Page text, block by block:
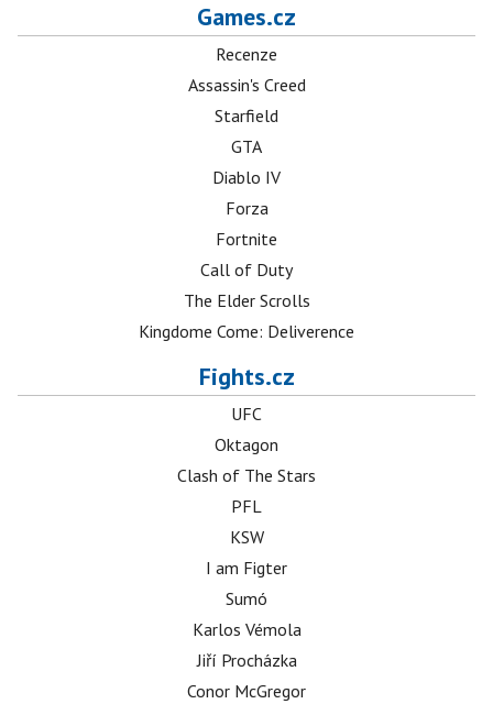
Games.cz
Recenze
Assassin's Creed
Starfield
GTA
Diablo IV
Forza
Fortnite
Call of Duty
The Elder Scrolls
Kingdome Come: Deliverence
Fights.cz
UFC
Oktagon
Clash of The Stars
PFL
KSW
I am Figter
Sumó
Karlos Vémola
Jiří Procházka
Conor McGregor